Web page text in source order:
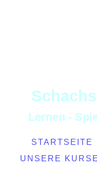
S
Lernen - S
STARTSEITE
UNSERE KURSE